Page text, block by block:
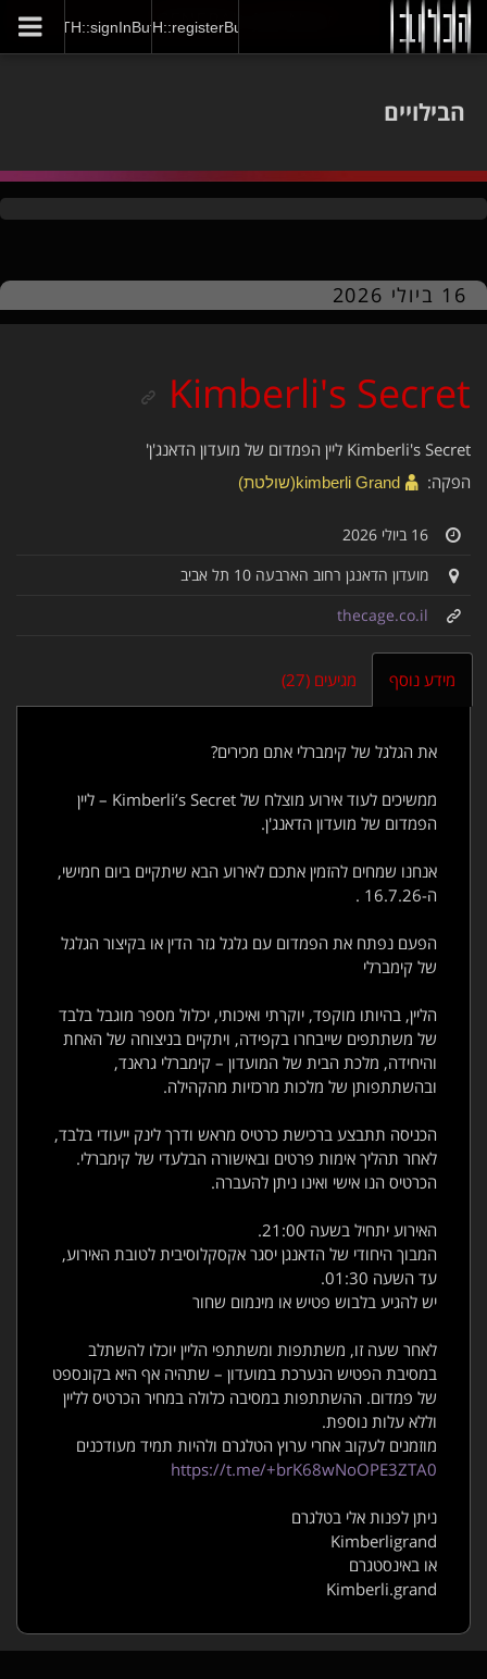
GENERAL::joinNow
AUTH::registerButton
AUTH::signInButton
הבילויים
16 ביולי 2026
Kimberli's Secret
Kimberli's Secret ליין הפמדום של מועדון הדאנג'ן'
הפקה:
kimberli Grand​(שולטת)
16 ביולי 2026
מועדון הדאנגן רחוב הארבעה 10 תל אביב
thecage.co.il
מידע נוסף מגיעים (27)
את הגלגל של קימברלי אתם מכירים?
ממשיכים לעוד אירוע מוצלח של Kimberli’s Secret – ליין
הפמדום של מועדון הדאנג'ן.
אנחנו שמחים להזמין אתכם לאירוע הבא שיתקיים ביום חמישי,
ה-16.7.26 .
הפעם נפתח את הפמדום עם גלגל גזר הדין או בקיצור הגלגל
של קימברלי
הליין, בהיותו מוקפד, יוקרתי ואיכותי, יכלול מספר מוגבל בלבד
של משתתפים שייבחרו בקפידה, ויתקיים בניצוחה של האחת
והיחידה, מלכת הבית של המועדון – קימברלי גראנד,
ובהשתתפותן של מלכות מרכזיות מהקהילה.
הכניסה תתבצע ברכישת כרטיס מראש ודרך לינק ייעודי בלבד,
לאחר תהליך אימות פרטים ובאישורה הבלעדי של קימברלי.
הכרטיס הנו אישי ואינו ניתן להעברה.
האירוע יתחיל בשעה 21:00.
המבוך היחודי של הדאנגן יסגר אקסקלוסיבית לטובת האירוע,
עד השעה 01:30.
יש להגיע בלבוש פטיש או מינמום שחור
לאחר שעה זו, משתתפות ומשתתפי הליין יוכלו להשתלב
במסיבת הפטיש הנערכת במועדון – שתהיה אף היא בקונספט
של פמדום. ההשתתפות במסיבה כלולה במחיר הכרטיס לליין
וללא עלות נוספת.
מוזמנים לעקוב אחרי ערוץ הטלגרם ולהיות תמיד מעודכנים
https://t.me/+brK68wNoOPE3ZTA0
ניתן לפנות אלי בטלגרם
Kimberligrand
או באינסטגרם
Kimberli.grand